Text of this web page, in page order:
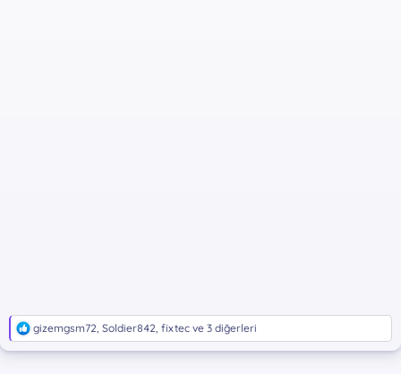
T
e
p
gizemgsm72 Soldier842 fixtec ve 3 diğerleri